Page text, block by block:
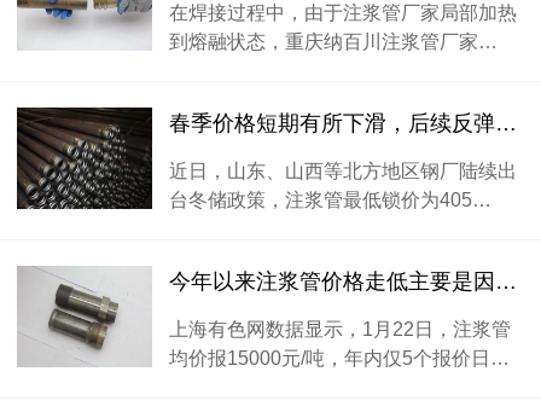
在焊接过程中，由于注浆管厂家局部加热
到熔融状态，重庆纳百川注浆管厂家…
春季价格短期有所下滑，后续反弹的可能性较大
近日，山东、山西等北方地区钢厂陆续出
台冬储政策，注浆管最低锁价为405…
今年以来注浆管价格走低主要是因为消费走弱
上海有色网数据显示，1月22日，注浆管
均价报15000元/吨，年内仅5个报价日…